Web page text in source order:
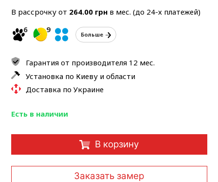
В рассрочку от 264.00грнв мес. (до 24-х платежей)
6
9
Больше
Гарантия от производителя 12 мес.
Установка по Киеву и области
Доставка по Украине
Есть в наличии
В корзину
Заказать замер